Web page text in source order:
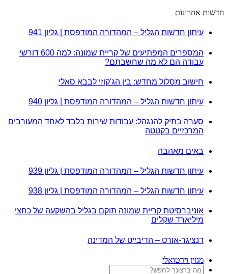
חדשות אחרונות
עיתון חדשות הגליל – המהדורה המודפסת | גליון 941
המספרים המפתיעים של קריית שמונה: למה 600 דורשי
עבודה הם לא מה שחשבתם?
חישוב מסלול מחדש: בין הג'קוזי לבבא סאלי
עיתון חדשות הגליל – המהדורה המודפסת | גליון 940
סערה בתיק להנגהל: עבודות שירות בלבד לאחד המעורבים
המרכזיים בקטטה
באים מאהבה
עיתון חדשות הגליל – המהדורה המודפסת | גליון 939
עיתון חדשות הגליל – המהדורה המודפסת | גליון 938
אוניברסיטת קריית שמונה תוקם בגליל בהשקעה של כחצי
מיליארד שקלים
דנציגר-אורט – הדיבייט של המדינה
מגזין וירטואלי